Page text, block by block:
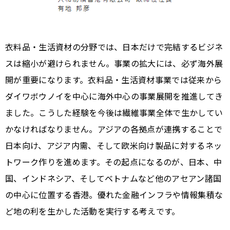
衣料品・生活資材の分野では、日本だけで完結するビジネ
スは縮小が避けられません。事業の拡大には、必ず海外展
開が重要になります。衣料品・生活資材事業では従来から
ダイワボウノイを中心に海外中心の事業展開を推進してき
ました。こうした経験を今後は繊維事業全体で生かしてい
かなければなりません。アジアの各拠点が連携することで
日本向け、アジア内需、そして欧米向け製品に対するネッ
トワーク作りを進めます。その起点になるのが、日本、中
国、インドネシア、そしてベトナムなど他のアセアン諸国
の中心に位置する香港。優れた金融インフラや情報集積な
ど地の利を生かした活動を実行する考えです。